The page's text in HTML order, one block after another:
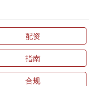
配资
指南
合规